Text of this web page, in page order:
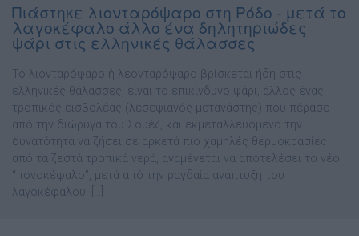
Πιάστηκε λιονταρόψαρο στη Ρόδο - μετά το
λαγοκέφαλο άλλο ένα δηλητηριώδες
ψάρι στις ελληνικές θάλασσες
Το λιονταρόψαρο ή λεονταρόψαρο βρίσκεται ήδη στις
ελληνικές θάλασσες, είναι το επικίνδυνο ψάρι, άλλος ένας
τροπικός εισβολέας (λεσεψιανός μετανάστης) που πέρασε
από την διώρυγα του Σουέζ, και εκμεταλλευόμενο την
δυνατότητα να ζήσει σε αρκετά πιο χαμηλές θερμοκρασίες
από τα ζεστά τροπικά νερά, αναμένεται να αποτελέσει το νέο
“πονοκέφαλο”, μετά από την ραγδαία ανάπτυξη του
λαγοκέφαλου. […]